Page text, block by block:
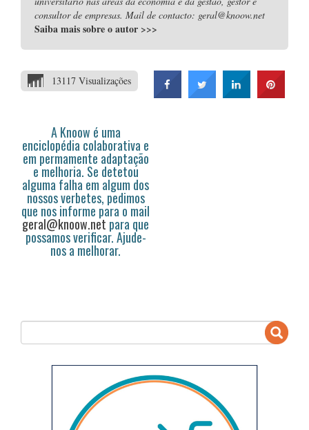
consultor de empresas. Mail de contacto: geral@knoow.net
Saiba mais sobre o autor >>>
13117 Visualizações
A Knoow é uma
enciclopédia colaborativa e
em permamente adaptação
e melhoria. Se detetou
alguma falha em algum dos
nossos verbetes, pedimos
que nos informe para o mail
geral@knoow.net para que
possamos verificar. Ajude-
nos a melhorar.